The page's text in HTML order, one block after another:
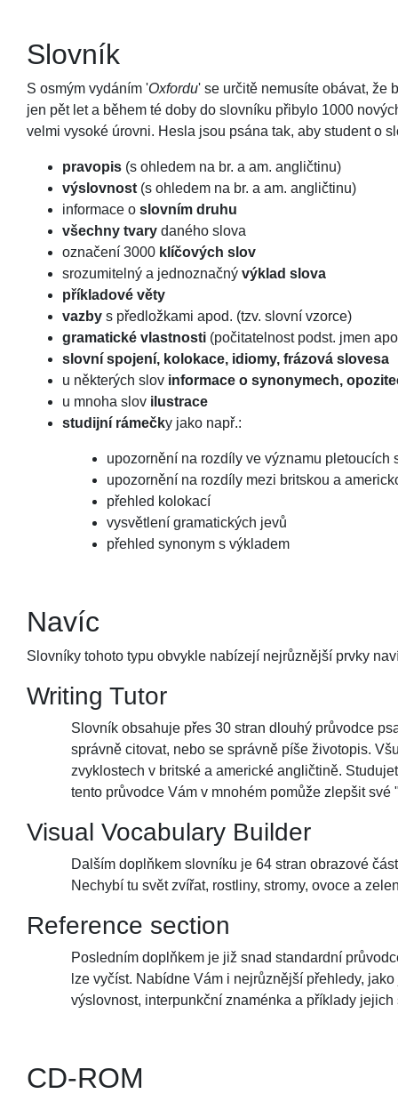
Slovník
S osmým vydáním 'Oxfordu' se určitě nemusíte obávat, že
jen pět let a během té doby do slovníku přibylo 1000
velmi vysoké úrovni. Hesla jsou psána tak, aby student o
pravopis (s ohledem na br. a am. angličtinu)
výslovnost (s ohledem na br. a am. angličtinu)
informace o slovním druhu
všechny tvary daného slova
označení 3000 klíčových slov
srozumitelný a jednoznačný výklad slova
příkladové věty
vazby s předložkami apod. (tzv. slovní vzorce)
gramatické vlastnosti (počitatelnost podst. jmen
slovní spojení, kolokace, idiomy, frázová slovesa
u některých slov informace o synonymech,
u mnoha slov ilustrace
studijní rámečky jako např.:
upozornění na rozdíly ve významu pletoucích
upozornění na rozdíly mezi britskou a
přehled kolokací
vysvětlení gramatických jevů
přehled synonym s výkladem
Navíc
Slovníky tohoto typu obvykle nabízejí nejrůznější prvky
Writing Tutor
Slovník obsahuje přes 30 stran dlouhý průvodce
správně citovat, nebo se správně píše životopis.
zvyklostech v britské a americké angličtině.
tento průvodce Vám v mnohém pomůže zlepšit své
Visual Vocabulary Builder
Dalším doplňkem slovníku je 64 stran obrazové
Nechybí tu svět zvířat, rostliny, stromy, ovoce a
Reference section
Posledním doplňkem je již snad standardní
lze vyčíst. Nabídne Vám i nejrůznější přehledy,
výslovnost, interpunkční znaménka a příklady
CD-ROM